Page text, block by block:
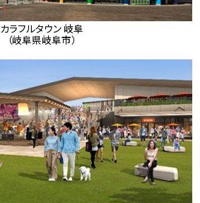
カラフルタウン 岐阜
（岐阜県岐阜市）